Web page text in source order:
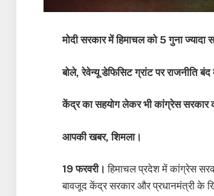
मोदी सरकार में हिमाचल को 5 गुना
बोले, रेवेन्यू डेफिसिट ग्रांट पर राजनीति
केंद्र का सहयोग लेकर भी कांग्रेस
आपकी खबर, शिमला।
19 फरवरी। हिमाचल प्रदेश में कांग्रेस
बावजूद केंद्र सरकार और प्रधानमंत्री के